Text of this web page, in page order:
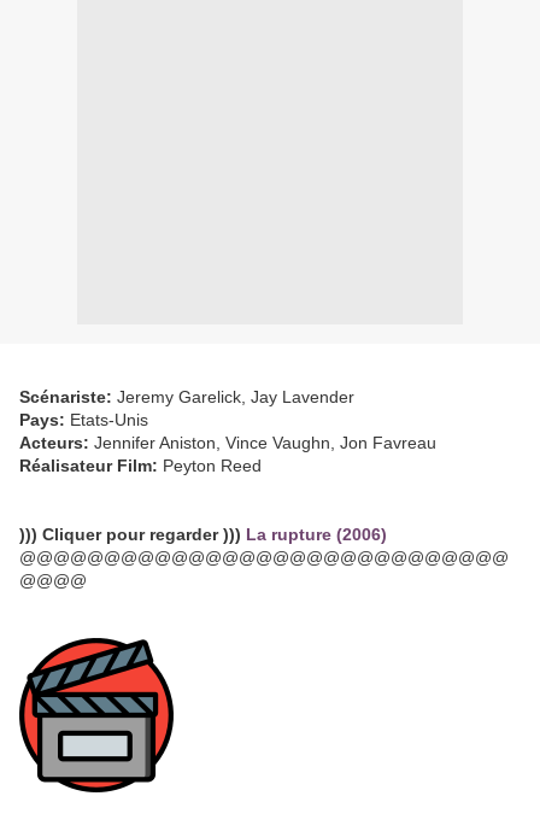
Scénariste: Jeremy Garelick, Jay Lavender
Pays: Etats-Unis
Acteurs: Jennifer Aniston, Vince Vaughn, Jon Favreau
Réalisateur Film: Peyton Reed
))) Cliquer pour regarder ))) La rupture (2006)
@@@@@@@@@@@@@@@@@@@@@@@@@@@@@
@@@@